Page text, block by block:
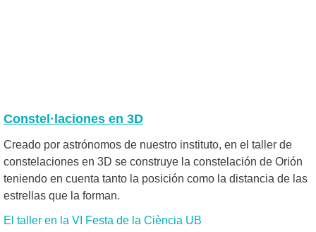
Constel·laciones en 3D
Creado por astrónomos de nuestro instituto, en el taller de
constelaciones en 3D se construye la constelación de Orión
teniendo en cuenta tanto la posición como la distancia de las
estrellas que la forman.
El taller en la VI Festa de la Ciència UB